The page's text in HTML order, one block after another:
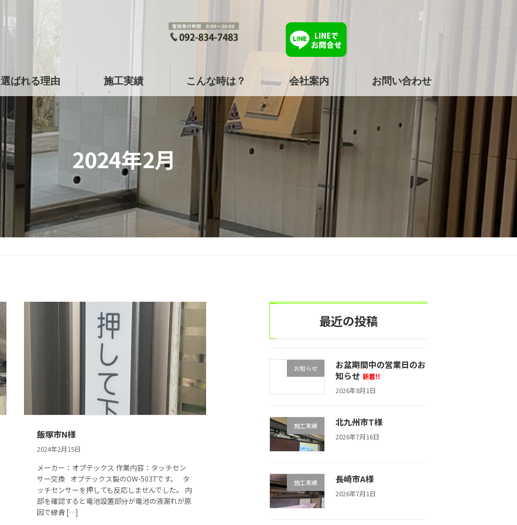
選ばれる理由 施工実績 こんな時は？ 会社案内 お問い合わせ
2024年2月
飯塚市N様
2024年2月15日
メーカー：オプテックス 作業内容：タッチセン
サー交換 オプテックス製のOW-503Tです。 タ
ッチセンサーを押しても反応しませんでした。 内
部を確認すると電池設置部分が電池の液漏れが原
因で緑青 […]
最近の投稿
お知らせ
お盆期間中の営業日のお
知らせ 新着!!
2026年8月1日
施工実績 北九州市T様
2026年7月16日
施工実績 長崎市A様
2026年7月1日